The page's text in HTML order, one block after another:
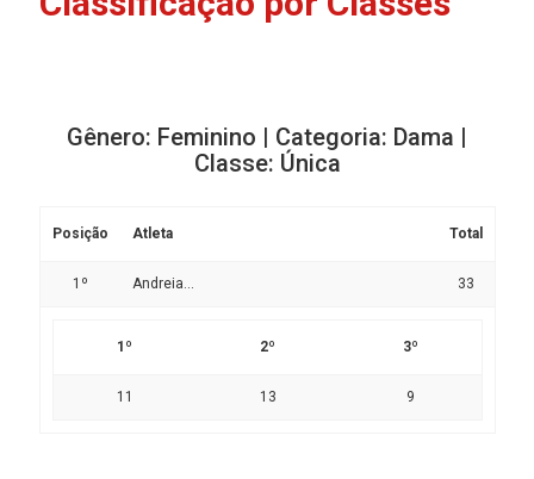
Gênero: Feminino | Categoria: Dama |
Classe: Única
Posição Atleta Total
1º Andreia... 33
1º 2º 3º
11 13 9